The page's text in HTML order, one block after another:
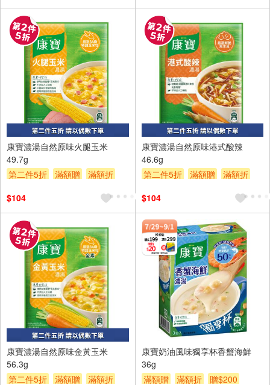
康寶濃湯自然原味火腿玉米
49.7g
第二件5折
滿額贈
滿額折
$104
康寶濃湯自然原味港式酸辣
46.6g
第二件5折
滿額贈
滿額折
$104
康寶濃湯自然原味金黃玉米
56.3g
第二件5折
滿額贈 滿額折
康寶奶油風味獨享杯香蟹海鮮
36g
滿額贈
滿額折 贈$200